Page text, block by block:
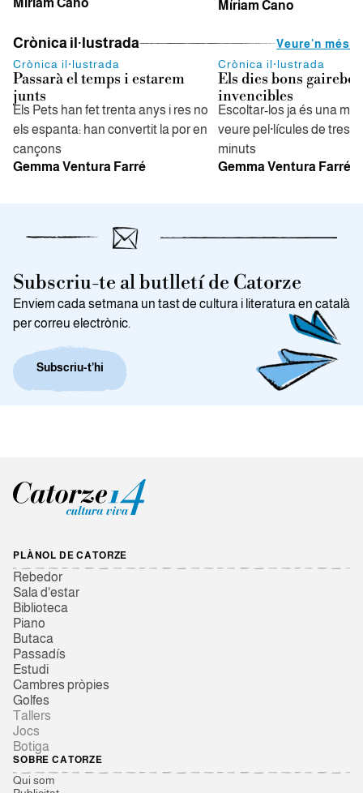
Míriam Cano
Míriam Cano
Crònica il·lustrada
Veure'n més
Crònica il·lustrada
Passarà el temps i estarem
junts
Els Pets han fet trenta anys i res no
els espanta: han convertit la por en
cançons
Gemma Ventura Farré
Crònica il·lustrada
Els dies bons gairebé
invencibles
Escoltar-los ja és una
veure pel·lícules de tres,
minuts
Gemma Ventura Farré
Subscriu-te al butlletí de Catorze
Enviem cada setmana un tast de cultura i literatura en català
per correu electrònic.
Subscriu-t’hi
PLÀNOL DE CATORZE
Rebedor
Sala d'estar
Biblioteca
Piano
Butaca
Passadís
Estudi
Cambres pròpies
Golfes
Tallers
Jocs
Botiga
SOBRE CATORZE
Qui som